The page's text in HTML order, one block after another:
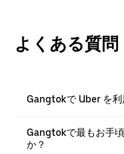
よくある質問
Gangtokで Uber を利
Gangtokで最もお手
か？